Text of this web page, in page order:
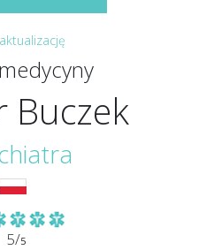
Buczek
5/5